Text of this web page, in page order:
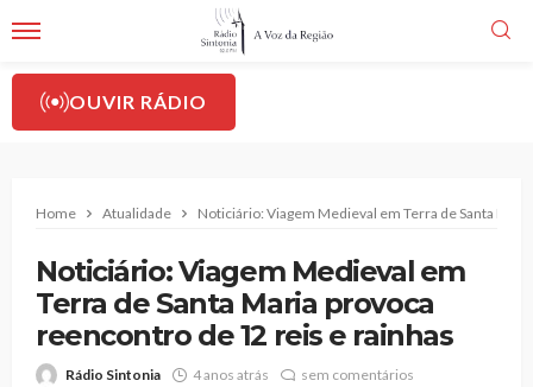
OUVIR RÁDIO
Home Atualidade Noticiário: Viagem Medieval em Terra de Santa
Noticiário: Viagem Medieval em
Terra de Santa Maria provoca
reencontro de 12 reis e rainhas
Rádio Sintonia 4 anos atrás sem comentários